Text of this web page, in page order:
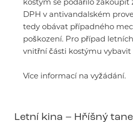
DPH v antivandalském
tedy obávat případného
poškození. Pro případ
vnitřní části kostýmu
Více informací na vyžádání.
Letní kina – Hříšný